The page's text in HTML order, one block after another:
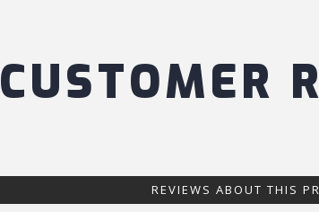
CUSTOMER
REVIEWS ABOUT THIS